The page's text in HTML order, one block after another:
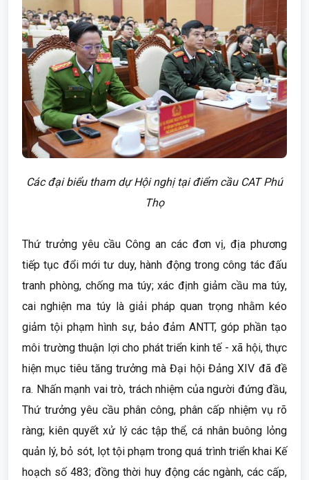
Các đại biểu tham dự Hội nghị tại điểm cầu CAT Phú
Thọ
Thứ trưởng yêu cầu Công an các đơn vị, địa phương
tiếp tục đổi mới tư duy, hành động trong công tác đấu
tranh phòng, chống ma túy; xác định giảm cầu ma túy,
cai nghiện ma túy là giải pháp quan trọng nhằm kéo
giảm tội phạm hình sự, bảo đảm ANTT, góp phần tạo
môi trường thuận lợi cho phát triển kinh tế - xã hội, thực
hiện mục tiêu tăng trưởng mà Đại hội Đảng XIV đã đề
ra. Nhấn mạnh vai trò, trách nhiệm của người đứng đầu,
Thứ trưởng yêu cầu phân công, phân cấp nhiệm vụ rõ
ràng; kiên quyết xử lý các tập thể, cá nhân buông lỏng
quản lý, bỏ sót, lọt tội phạm trong quá trình triển khai Kế
hoạch số 483; đồng thời huy động các ngành, các cấp,